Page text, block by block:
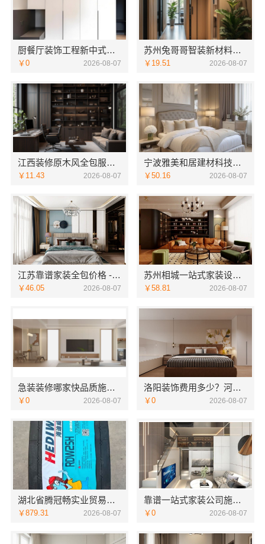
厨餐厅装饰工程新中式为什么江苏东钢金属家居有限公司
￥0 2026-08-07
苏州兔哥哥智装新材料有限公司婚房设计施工一体化
￥19.51 2026-08-07
江西装修原木风全包服务选江西尚宅尚品新型环保材料有限公司
￥11.43 2026-08-07
宁波雅美和居建材科技有限公司-余姚家装设计到店咨询
￥50.16 2026-08-07
江苏靠谱家装全包价格 - 常州宜居佳装饰
￥46.05 2026-08-07
苏州相城一站式家装设计多少钱拎包入住苏州百年豪庭新材料有限公司
￥58.81 2026-08-07
急装装修哪家快品质施工，同城快装省心
￥0 2026-08-07
洛阳装饰费用多少？河南璟臻环保建材有限公司透明报价
￥0 2026-08-07
湖北省腾冠畅实业贸易有限公司：专业轮胎批发平台解决方案
￥879.31 2026-08-07
靠谱一站式家装公司施工南通宏域全宅装饰建材有限公司
￥0 2026-08-07